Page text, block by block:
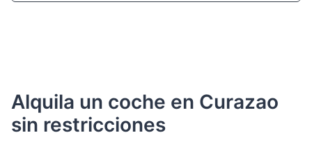
Alquila un coche en Curazao
sin restricciones